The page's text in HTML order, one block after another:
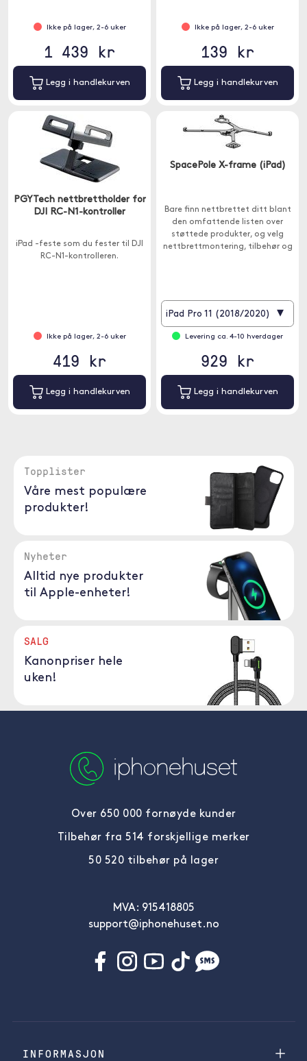
Ikke på lager, 2-6 uker
1 439 kr
Legg i handlekurven
Ikke på lager, 2-6 uker
139 kr
Legg i handlekurven
PGYTech nettbrettholder for
DJI RC-N1-kontroller
iPad -feste som du fester til DJI
RC-N1-kontrolleren.
Ikke på lager, 2-6 uker
419 kr
Legg i handlekurven
SpacePole X-frame (iPad)
Bare finn nettbrettet ditt blant
den omfattende listen over
støttede produkter, og velg
nettbrettmontering, tilbehør og
iPad Pro 11 (2018/2020) ▾
Levering ca. 4-10 hverdager
929 kr
Legg i handlekurven
Topplister
Våre mest populære
produkter!
Nyheter
Alltid nye produkter
til Apple-enheter!
SALG
Kanonpriser hele
uken!
Over 650 000 fornøyde kunder
Tilbehør fra 514 forskjellige merker
50 520 tilbehør på lager
MVA: 915418805
support@iphonehuset.no
INFORMASJON